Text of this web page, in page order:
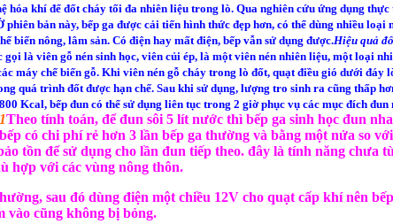
hóa khí để đốt cháy tối đa nhiên liệu trong lò. Qua nghiên cứu ứng dụng
bản này, bếp ga được cải tiến hình thức đẹp hơn, có thể dùng nhiều
biến nông, lâm sản. Có điện hay mất điện, bếp vẫn sử dụng được.Hiệu quả
gọi là viên gỗ nén sinh học, viên củi ép, là một viên nén nhiên liệu, một loại
máy chế biến gỗ. Khi viên nén gỗ cháy trong lò đốt, quạt điều gió dưới
quá trình đốt được hạn chế. Sau khi sử dụng, lượng tro sinh ra cũng thấp
Kcal, bếp đun có thể sử dụng liên tục trong 2 giờ phục vụ các mục đích
Theo tính toán, để đun sôi 5 lít nước thì bếp ga sinh học đun
có chi phí rẻ hơn 3 lần bếp ga thường và bằng một nửa so
tồn để sử dụng cho lần đun tiếp theo. đây là tính năng chưa
hợp với các vùng nông thôn.
sau đó dùng điện một chiều 12V cho quạt cấp khí nên
vào cũng không bị bỏng.